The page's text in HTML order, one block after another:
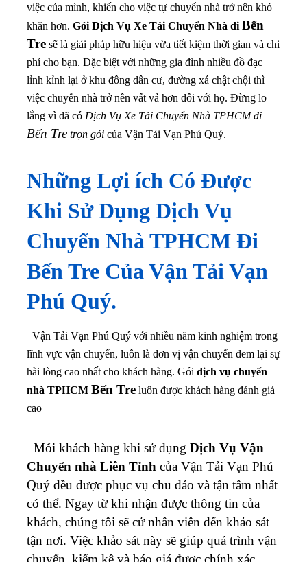
việc của mình, khiến cho việc tự chuyển nhà trở nên khó
khăn hơn. Gói Dịch Vụ Xe Tải Chuyển Nhà đi Bến
Tre sẽ là giải pháp hữu hiệu vừa tiết kiệm thời gian và chi
phí cho bạn. Đặc biệt với những gia đình nhiều đồ đạc
lỉnh kỉnh lại ở khu đông dân cư, đường xá chật chội thì
việc chuyển nhà trở nên vất vả hơn đối với họ. Đừng lo
lắng vì đã có Dịch Vụ Xe Tải Chuyển Nhà TPHCM đi
Bến Tre trọn gói của Vận Tải Vạn Phú Quý.
Những Lợi ích Có Được
Khi Sử Dụng Dịch Vụ
Chuyển Nhà TPHCM Đi
Bến Tre Của Vận Tải Vạn
Phú Quý.
Vận Tải Vạn Phú Quý với nhiều năm kinh nghiệm trong
lĩnh vực vận chuyển, luôn là đơn vị vận chuyển đem lại sự
hài lòng cao nhất cho khách hàng. Gói dịch vụ chuyển
nhà TPHCM Bến Tre luôn được khách hàng đánh giá
cao
Mỗi khách hàng khi sử dụng Dịch Vụ Vận
Chuyển nhà Liên Tỉnh của Vận Tải Vạn Phú
Quý đều được phục vụ chu đáo và tận tâm nhất
có thể. Ngay từ khi nhận được thông tin của
khách, chúng tôi sẽ cử nhân viên đến khảo sát
tận nơi. Việc khảo sát này sẽ giúp quá trình vận
chuyển, kiểm kê và báo giá được chính xác